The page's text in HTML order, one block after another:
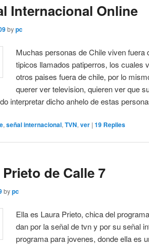
Internacional Online
bypc
Muchas personas de Chile viven fuera
tipicos llamados patiperros, los cuales
otros paises fuera de chile, por lo
querer ver television, quieren ver que
interpretar dicho anhelo de estas
,señal internacional,TVN,ver |19 Replies
de Calle 7
bypc
Ella es Laura Prieto, chica del
dan por la señal de tvn y por su señal
programa para jovenes, donde ella es